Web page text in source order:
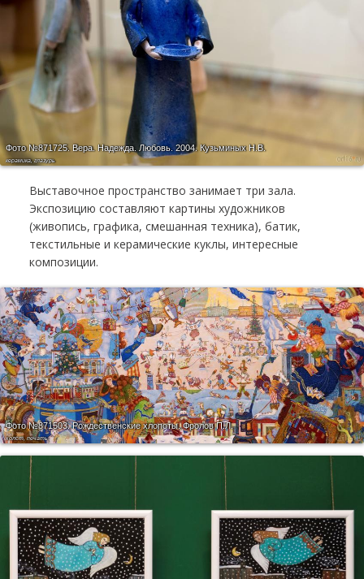
Фото №871725. Вера. Надежда. Любовь. 2004. Кузьминых Н.В.
керамика, глазурь
Выставочное пространство занимает три зала.
Экспозицию составляют картины художников
(живопись, графика, смешанная техника), батик,
текстильные и керамические куклы, интересные
композиции.
Фото №871503.Рождественские хлопоты. Фролов П.Л.
холст, печать